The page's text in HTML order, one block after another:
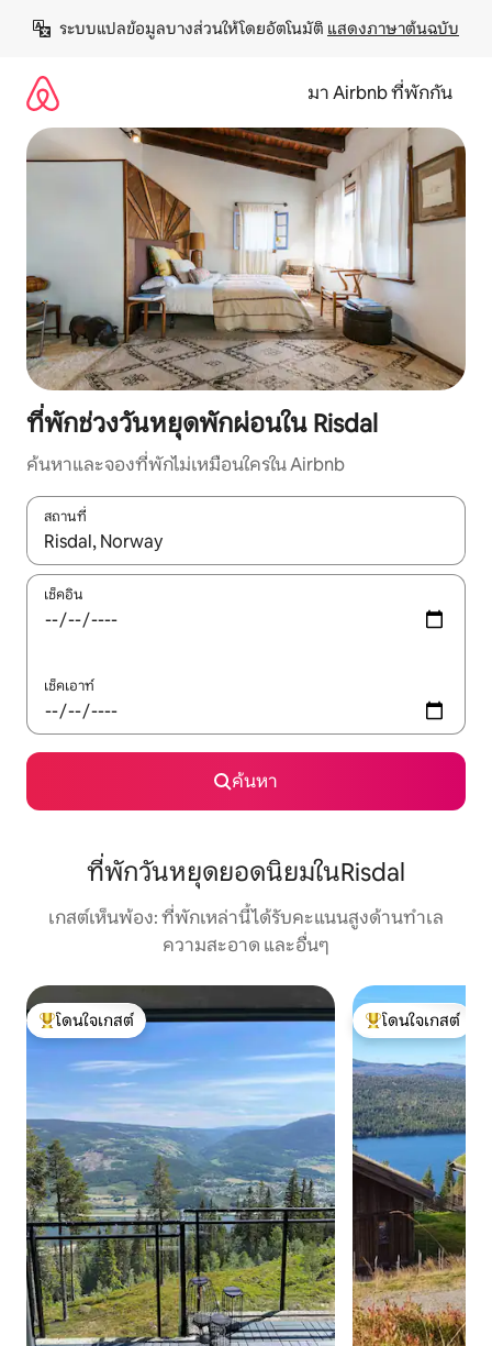
เนื้อหา
ระบบแปลข้อมูลบางส่วนให้โดยอัตโนมัติ แสดงภาษาต้นฉบับ
มา Airbnb ที่พักกัน
ที่พักช่วงวันหยุดพักผ่อนใน Risdal
ค้นหาและจองที่พักไม่เหมือนใครใน Airbnb
สถานที่
ใช้ลูกศรขึ้นลง หรือใช้การสัมผัสหรือปัด เพื่อสำรวจผลการค้นหา
เช็คอิน
เช็คเอาท์
ค้นหา
ที่พักวันหยุดยอดนิยมในRisdal
เกสต์เห็นพ้อง: ที่พักเหล่านี้ได้รับคะแนนสูงด้านทำเล
ความสะอาด และอื่นๆ
โดนใจเกสต์ที่สุด
โดนใจเกสต์
โดนใจเกสต์ที่สุด
โดนใจเกสต์